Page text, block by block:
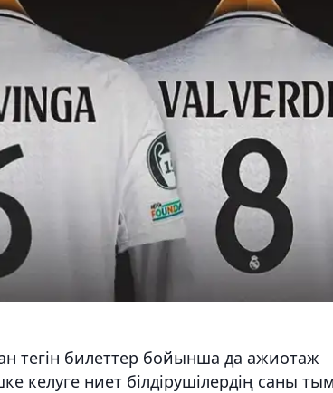
тегін билеттер бойынша да ажиотаж
келуге ниет білдірушілердің саны